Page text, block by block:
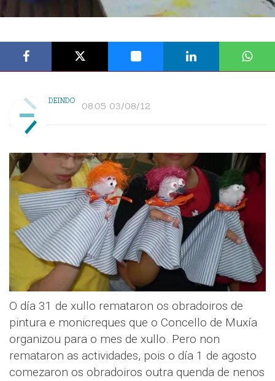
DEINDO 08:05 03/08/12
O día 31 de xullo remataron os obradoiros de
pintura e monicreques que o Concello de Muxía
organizou para o mes de xullo. Pero non
remataron as actividades, pois o día 1 de agosto
comezaron os obradoiros outra quenda de nenos